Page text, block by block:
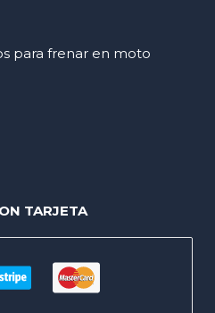
para frenar en moto
TARJETA